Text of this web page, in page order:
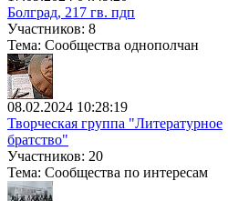
Болград, 217 гв. пдп
Участников: 8
Тема: Сообщества однополчан
08.02.2024 10:28:19
Творческая группа "Литературное
братство"
Участников: 20
Тема: Сообщества по интересам